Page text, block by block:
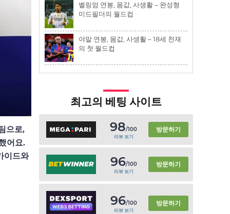
으로,
어요.
이드와
벨링엄 연봉, 몸값, 사생활 – 완성형
미드필더의 월드컵
야말 연봉, 몸값, 사생활 – 18세 천재
의 첫 월드컵
최고의 베팅 사이트
98/100
리뷰 보기
방문하기
96/100
리뷰 보기
방문하기
96/100
리뷰 보기
방문하기